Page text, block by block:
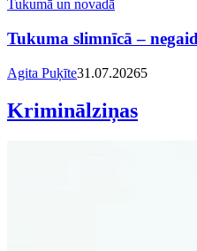
Tukumā un novadā
Tukuma slimnīcā –
Agita Puķīte31.07.20265
Kriminālziņas